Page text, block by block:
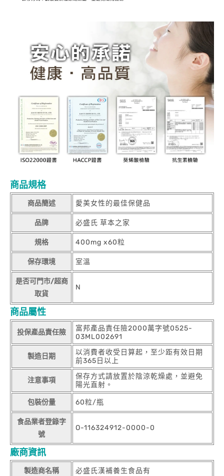
商品規格
商品簡述 愛美女性的最佳保健品
品牌 必盛氏 草本之家
規格 400mg x60粒
保存環境 室溫
是否可門市/超商
取貨
N
商品屬性
投保產品責任險
富邦產品責任險2000萬字號0525-
03ML002691
製造日期
以消費者收受日算起，至少距有效日期
前365日以上
注意事項
保存方式請放置於陰涼乾燥處，並避免
陽光直射。
包裝份量 60粒/瓶
食品業者登錄字
號
O-116324912-0000-0
廠商資訊
製造商名稱
必盛氏漢補養生食品有